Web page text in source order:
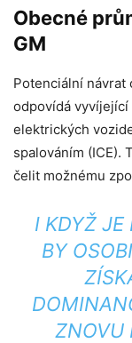
Obecné
GM
Potenciální návrat
odpovídá
elektrických
spalováním (ICE).
čelit možnému
I KDYŽ JE
BY
ZNOVU